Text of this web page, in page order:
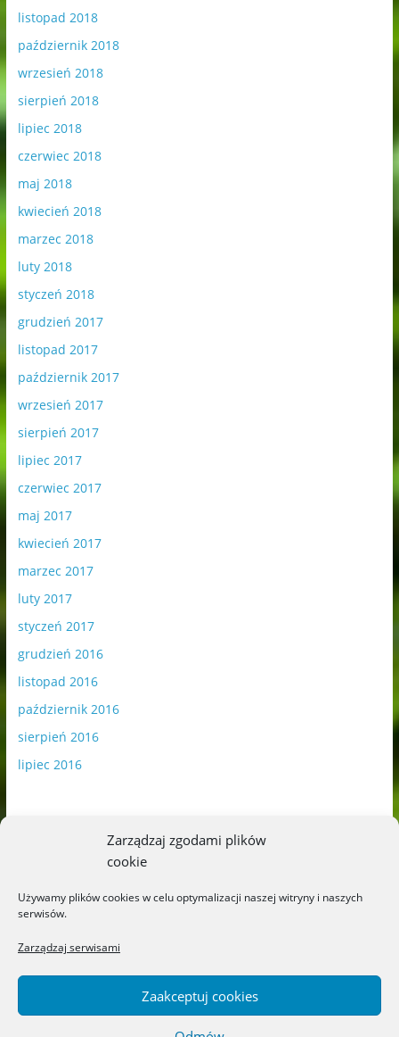
Zarządzaj zgodami plików
cookie
Używamy plików cookies w celu optymalizacji naszej witryny i naszych
serwisów.
Zarządzaj serwisami
Zaakceptuj cookies
listopad 2018
październik 2018
wrzesień 2018
sierpień 2018
lipiec 2018
czerwiec 2018
maj 2018
kwiecień 2018
marzec 2018
luty 2018
styczeń 2018
grudzień 2017
listopad 2017
październik 2017
wrzesień 2017
sierpień 2017
lipiec 2017
czerwiec 2017
maj 2017
kwiecień 2017
marzec 2017
luty 2017
styczeń 2017
grudzień 2016
listopad 2016
październik 2016
sierpień 2016
lipiec 2016